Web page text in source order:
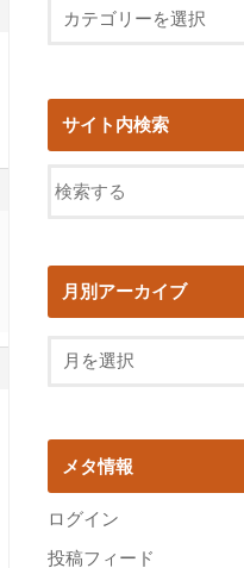
サイト内検索
月別アーカイブ
メタ情報
ログイン
投稿フィード